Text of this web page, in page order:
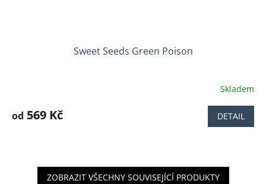
Sweet Seeds Green Poison
produktu
hvězdiček.
Skladem
od 569 Kč DETAIL
ZOBRAZIT VŠECHNY SOUVISEJÍCÍ PRODUKTY